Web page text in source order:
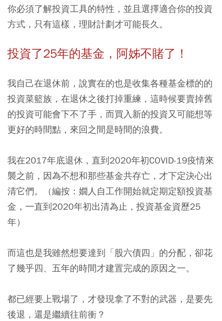
你必須了解投資工具的特性，並且選擇適合你的投資
方式，只有這樣，理財計劃才可能長久。
投資了25年的基金，阿姊不賭了！
我自己在退休前，說實在的也是收集各種基金標的的
投資菜籃族，在退休之後打掉重練，這時候要賣掉舊
的投資可能會下不了手，而買入新的投資又可能想等
更好的時間點，來回之間是時間的浪費。
我在2017年底退休，直到2020年初COVID-19疫情來
襲之前，因為不想和那些基金共存亡，才下定決心出
清它們。
（編按：嫺人自工作開始就定期定額投資基
金，一直到2020年初出清為止，投資基金資歷25
年）
而這也是我雖然想要達到「股六債四」的分配，卻花
了幾乎四、五年的時間才建置完成的原因之一。
都已經要上戰場了，才發現拿了不對的武器，是要先
後退，還是繼續往前衝？